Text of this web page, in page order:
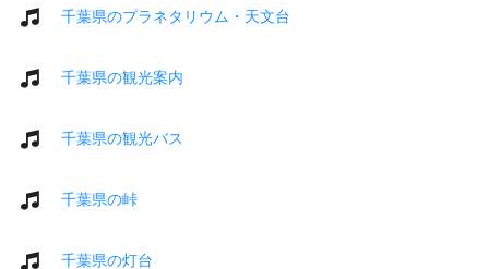
千葉県のプラネタリウム・天文台
千葉県の観光案内
千葉県の観光バス
千葉県の峠
千葉県の灯台